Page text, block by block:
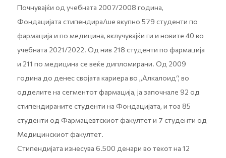
Почнувајќи од учебната 2007/2008 година,
Фондацијата стипендира/ше вкупно 579 студенти по
фармација и по медицина, вклучувајќи ги и новите 40 во
учебната 2021/2022. Од нив 218 студенти по фармација
и 211 по медицина се веќе дипломирани. Од 2009
година до денес својата кариера во „Алкалоид“, во
одделите на сегментот фармација, ја започнале 92 од
стипендираните студенти на Фондацијата, и тоа 85
студенти од Фармацевтскиот факултет и 7 студенти од
Медицинскиот факултет.
Стипендијата изнесува 6.500 денари во текот на 12